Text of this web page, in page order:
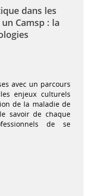
dans les
Camsp : la
avec un parcours
enjeux culturels
de la maladie de
savoir de chaque
de se